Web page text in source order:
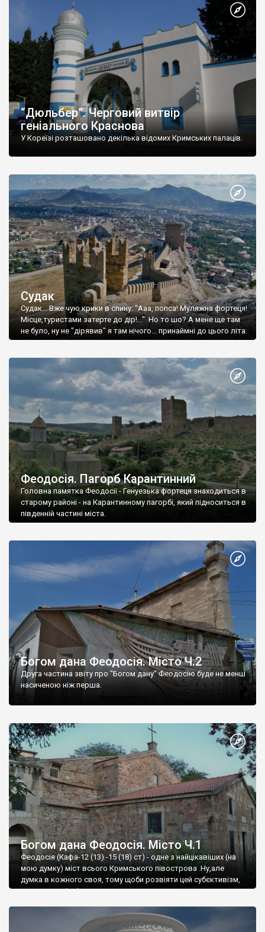
“Дюльбер”. Черговий витвір
геніального Краснова
У Кореїзі розташовано декілька відомих Кримських палаців.
Судак
Судак... Вже чую крики в спину: "Ааа, попса! Муляжна фортеця!
Місце,туристами затерте до дір!..." Но то шо? А мене ще там
не було, ну не "дірявив" я там нічого... принаймні до цього літа.
Феодосія. Пагорб Карантинний
Головна памятка Феодосії - Генуезька фортеця знаходиться в
старому районі - на Карантинному пагорбі, який підноситься в
південній частині міста.
Богом дана Феодосія. Місто Ч.2
Друга частина звіту про "Богом дану" Феодосію буде не менш
насиченою ніж перша.
Богом дана Феодосія. Місто Ч.1
Феодосія (Кафа-12 (13) -15 (18) ст) - одне з найцікавіших (на
мою думку) міст всього Кримського півострова .Ну,але
думка в кожного своя, тому щоби розвіяти цей субєктивізм,
запрошую відвідати це